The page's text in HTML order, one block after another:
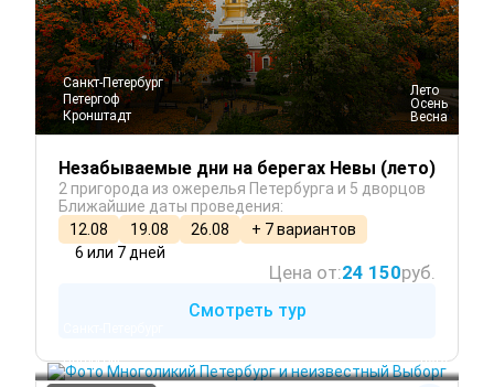
Санкт-Петербург
Петергоф
Кронштадт
Лето
Осень
Весна
Незабываемые дни на берегах Невы (лето)
2 пригорода из ожерелья Петербурга и 5 дворцов
Ближайшие даты проведения:
12.08
19.08 26.08
+ 7 вариантов
6 или 7 дней
Цена от:24 150руб.
Смотреть тур
Петергоф
Лето